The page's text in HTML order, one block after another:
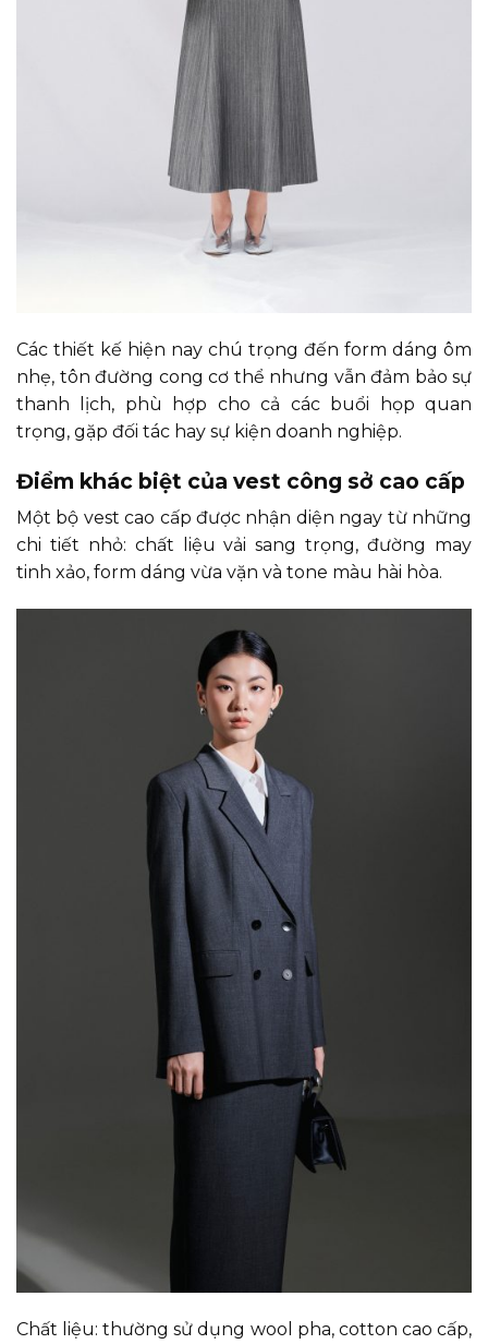
Các thiết kế hiện nay chú trọng đến form dáng ôm
nhẹ, tôn đường cong cơ thể nhưng vẫn đảm bảo sự
thanh lịch, phù hợp cho cả các buổi họp quan
trọng, gặp đối tác hay sự kiện doanh nghiệp.
Điểm khác biệt của vest công sở cao cấp
Một bộ vest cao cấp được nhận diện ngay từ những
chi tiết nhỏ: chất liệu vải sang trọng, đường may
tinh xảo, form dáng vừa vặn và tone màu hài hòa.
Chất liệu: thường sử dụng wool pha, cotton cao cấp,